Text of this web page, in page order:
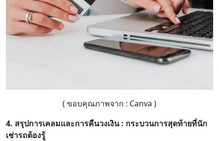
( ขอบคุณภาพจาก : Canva )
4. สรุปการเคลมและการคืนวงเงิน : กระบวนการสุดท้ายที่นัก
เช่ารถต้องรู้